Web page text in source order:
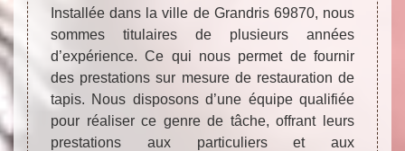
Installée dans la ville de Grandris 69870, nous
sommes titulaires de plusieurs années
d’expérience. Ce qui nous permet de fournir
des prestations sur mesure de restauration de
tapis. Nous disposons d’une équipe qualifiée
pour réaliser ce genre de tâche, offrant leurs
prestations aux particuliers et aux